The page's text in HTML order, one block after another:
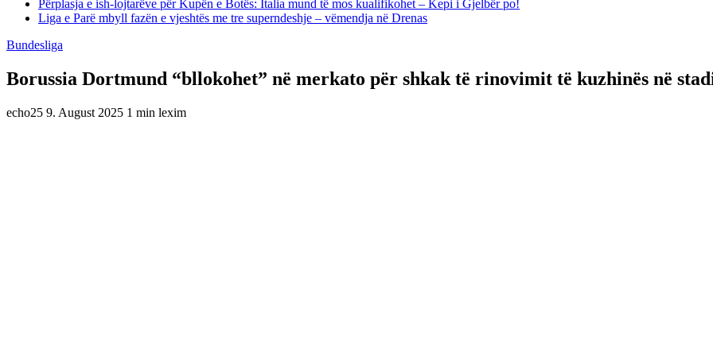
Përplasja e ish-lojtarëve për Kupën e Botës: Italia mund të mos kualifikohet – Kepi i Gjelbër po!
Liga e Parë mbyll fazën e vjeshtës me tre superndeshje – vëmendja në Drenas
Bundesliga
Borussia Dortmund “bllokohet” në merkato për shkak të rinovimit të kuzhinës në
echo25 9. August 2025 1 min lexim